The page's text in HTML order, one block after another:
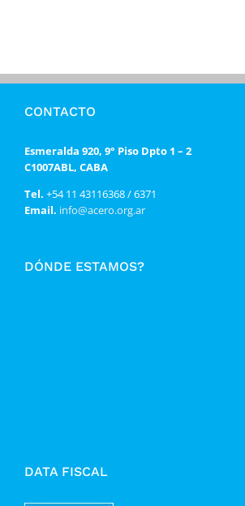
CONTACTO
Esmeralda 920, 9° Piso Dpto 1 – 2
C1007ABL, CABA
Tel. +54 11 43116368 / 6371
Email. info@acero.org.ar
DÓNDE ESTAMOS?
DATA FISCAL